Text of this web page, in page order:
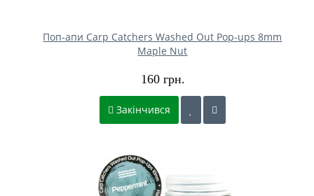
Поп-апи Carp Catchers Washed Out Pop-ups 8mm
Maple Nut
160 грн.
Закінчився